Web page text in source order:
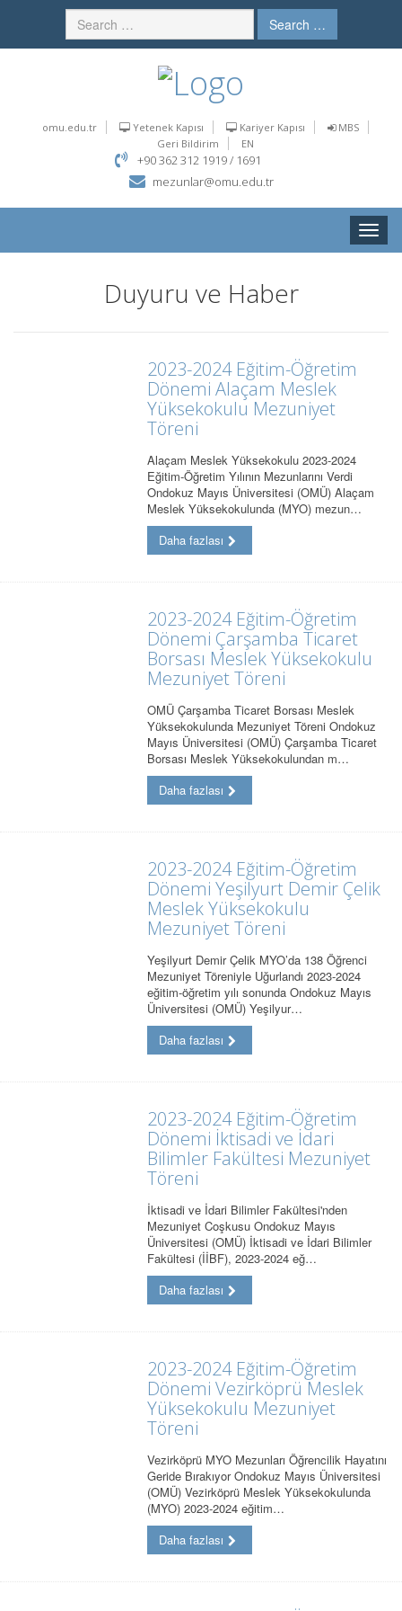
Search …
omu.edu.tr Yetenek Kapısı Kariyer Kapısı
MBS
Geri Bildirim
EN
+90 362 312 1919 / 1691
mezunlar@omu.edu.tr
Toggle
Duyuru ve Haber
2023-2024 Eğitim-Öğretim
Dönemi Alaçam Meslek
Yüksekokulu Mezuniyet
Töreni
Alaçam Meslek Yüksekokulu 2023-2024
Eğitim-Öğretim Yılının Mezunlarını Verdi
Ondokuz Mayıs Üniversitesi (OMÜ) Alaçam
Meslek Yüksekokulunda (MYO) mezun…
Daha fazlası
2023-2024 Eğitim-Öğretim
Dönemi Çarşamba Ticaret
Borsası Meslek Yüksekokulu
Mezuniyet Töreni
OMÜ Çarşamba Ticaret Borsası Meslek
Yüksekokulunda Mezuniyet Töreni Ondokuz
Mayıs Üniversitesi (OMÜ) Çarşamba Ticaret
Borsası Meslek Yüksekokulundan m…
Daha fazlası
2023-2024 Eğitim-Öğretim
Dönemi Yeşilyurt Demir Çelik
Meslek Yüksekokulu
Mezuniyet Töreni
Yeşilyurt Demir Çelik MYO’da 138 Öğrenci
Mezuniyet Töreniyle Uğurlandı 2023-2024
eğitim-öğretim yılı sonunda Ondokuz Mayıs
Üniversitesi (OMÜ) Yeşilyur…
Daha fazlası
2023-2024 Eğitim-Öğretim
Dönemi İktisadi ve İdari
Bilimler Fakültesi Mezuniyet
Töreni
İktisadi ve İdari Bilimler Fakültesi'nden
Mezuniyet Coşkusu Ondokuz Mayıs
Üniversitesi (OMÜ) İktisadi ve İdari Bilimler
Fakültesi (İİBF), 2023-2024 eğ…
Daha fazlası
2023-2024 Eğitim-Öğretim
Dönemi Vezirköprü Meslek
Yüksekokulu Mezuniyet
Töreni
Vezirköprü MYO Mezunları Öğrencilik Hayatını
Geride Bırakıyor Ondokuz Mayıs Üniversitesi
(OMÜ) Vezirköprü Meslek Yüksekokulunda
(MYO) 2023-2024 eğitim…
Daha fazlası